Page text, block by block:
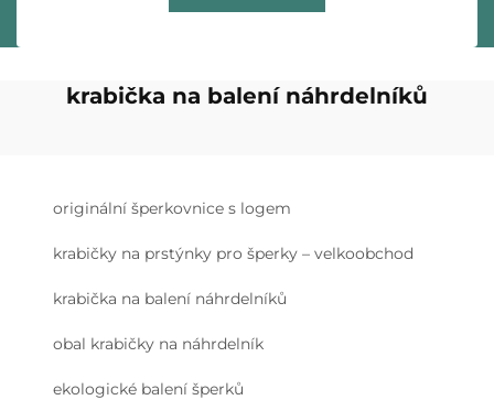
krabička na balení náhrdelníků
originální šperkovnice s logem
krabičky na prstýnky pro šperky – velkoobchod
krabička na balení náhrdelníků
obal krabičky na náhrdelník
ekologické balení šperků